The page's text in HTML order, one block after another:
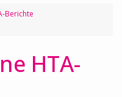
Berichte
HTA-